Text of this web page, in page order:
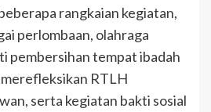
rangkaian kegiatan,
perlombaan, olahraga
pembersihan tempat ibadah
RTLH
serta kegiatan bakti sosial